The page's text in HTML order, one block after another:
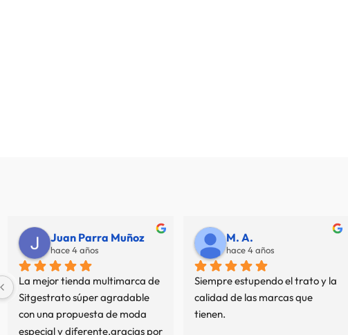
Juan Parra Muñoz
hace 4 años
La mejor tienda multimarca de
Sitgestrato súper agradable
con una propuesta de moda
especial y diferente,gracias por
M. A.
hace 4 años
Siempre estupendo el trato y la
calidad de las marcas que
tienen.